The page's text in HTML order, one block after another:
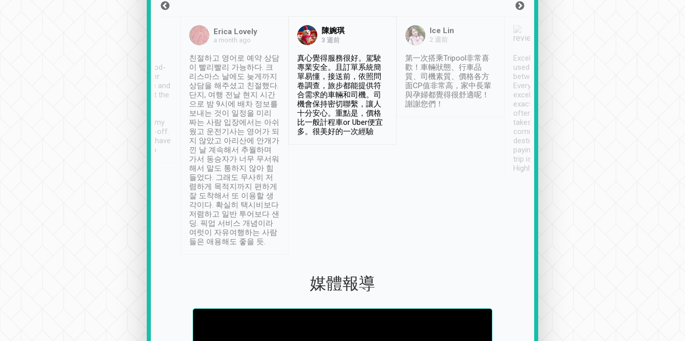
service, vehicles in good-
condition and the driver
service was awesome and
thoughtful. Driver went the
have safely arrived at my
destination after drop-off.
Definitely something I have
not seen elsewhere 👍
Erica Lovely
a month ago
친절하고 영어로 예약 상담
이 빨리빨리 가능하다. 크
리스마스 날에도 늦게까지
상담을 해주셨고 친절했다.
단지, 여행 전날 현지 시간
으로 밤 9시에 배차 정보를
보내는 것이 일정을 미리
짜는 사람 입장에서는 아쉬
웠고 운전기사는 영어가 되
지 않았고 아리산에 안개가
낀 날 계속해서 추월하며
가서 동승자가 너무 무서워
해서 말도 통하지 않아 힘
들었다. 그래도 무사히 저
렴하게 목적지까지 편하게
잘 도착해서 또 이용할 생
각이다. 확실히 택시비보다
저렴하고 일반 투어보다 샌
딩. 픽업 서비스 개념이라
여럿이 자유여행하는 사람
들은 애용해도 좋을 듯.
陳婉琪
3 週前
真心覺得服務很好。駕駛
專業安全。且訂單系統簡
單易懂，接送前，依照問
卷調查，旅步都能提供符
合需求的車輛和司機。司
機會保持密切聯繫，讓人
十分安心。重點是，價格
比一般計程車or Uber便宜
多。很美好的一次經驗
Ice Lin
2 週前
第一次搭乘Tripool非常喜
歡！車輛狀態、行車品
質、司機素質、價格各方
面CP值非常高，家中長輩
與孕婦都覺得很舒適呢！
謝謝您們！
Excellent service. We have
used Tripool to travel
between cities in Taiwan.
Every driver has been
excellent and arrives
exactly on time. As there is
often limited English it
takes the difficulty out of
communicating the
destination details and
paying online prior to the
trip is very convenient.
Highly recommended
媒體報導